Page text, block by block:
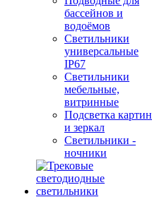
бассейнов и
водоёмов
Светильники
универсальные
IP67
Светильники
мебельные,
витринные
Подсветка картин
и зеркал
Светильники -
ночники